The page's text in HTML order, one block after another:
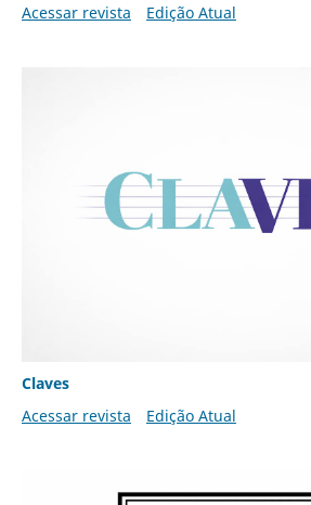
Acessar revista
Edição Atual
Claves
Acessar revista
Edição Atual